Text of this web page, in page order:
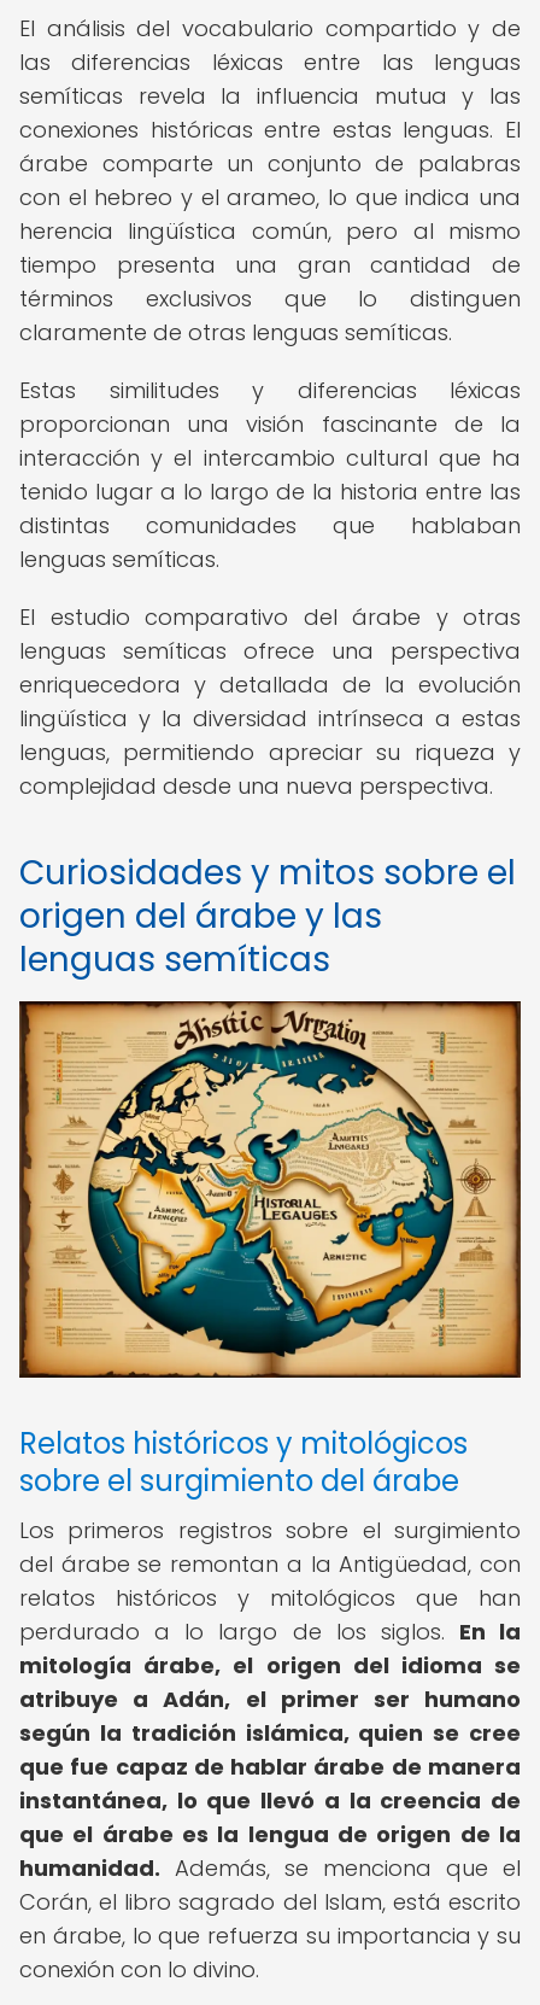
El análisis del vocabulario compartido y de
las diferencias léxicas entre las lenguas
semíticas revela la influencia mutua y las
conexiones históricas entre estas lenguas. El
árabe comparte un conjunto de palabras
con el hebreo y el arameo, lo que indica una
herencia lingüística común, pero al mismo
tiempo presenta una gran cantidad de
términos exclusivos que lo distinguen
claramente de otras lenguas semíticas.
Estas similitudes y diferencias léxicas
proporcionan una visión fascinante de la
interacción y el intercambio cultural que ha
tenido lugar a lo largo de la historia entre las
distintas comunidades que hablaban
lenguas semíticas.
El estudio comparativo del árabe y otras
lenguas semíticas ofrece una perspectiva
enriquecedora y detallada de la evolución
lingüística y la diversidad intrínseca a estas
lenguas, permitiendo apreciar su riqueza y
complejidad desde una nueva perspectiva.
Curiosidades y mitos sobre el
origen del árabe y las
lenguas semíticas
Relatos históricos y mitológicos
sobre el surgimiento del árabe
Los primeros registros sobre el surgimiento
del árabe se remontan a la Antigüedad, con
relatos históricos y mitológicos que han
perdurado a lo largo de los siglos. En la
mitología árabe, el origen del idioma se
atribuye a Adán, el primer ser humano
según la tradición islámica, quien se cree
que fue capaz de hablar árabe de manera
instantánea, lo que llevó a la creencia de
que el árabe es la lengua de origen de la
humanidad. Además, se menciona que el
Corán, el libro sagrado del Islam, está escrito
en árabe, lo que refuerza su importancia y su
conexión con lo divino.